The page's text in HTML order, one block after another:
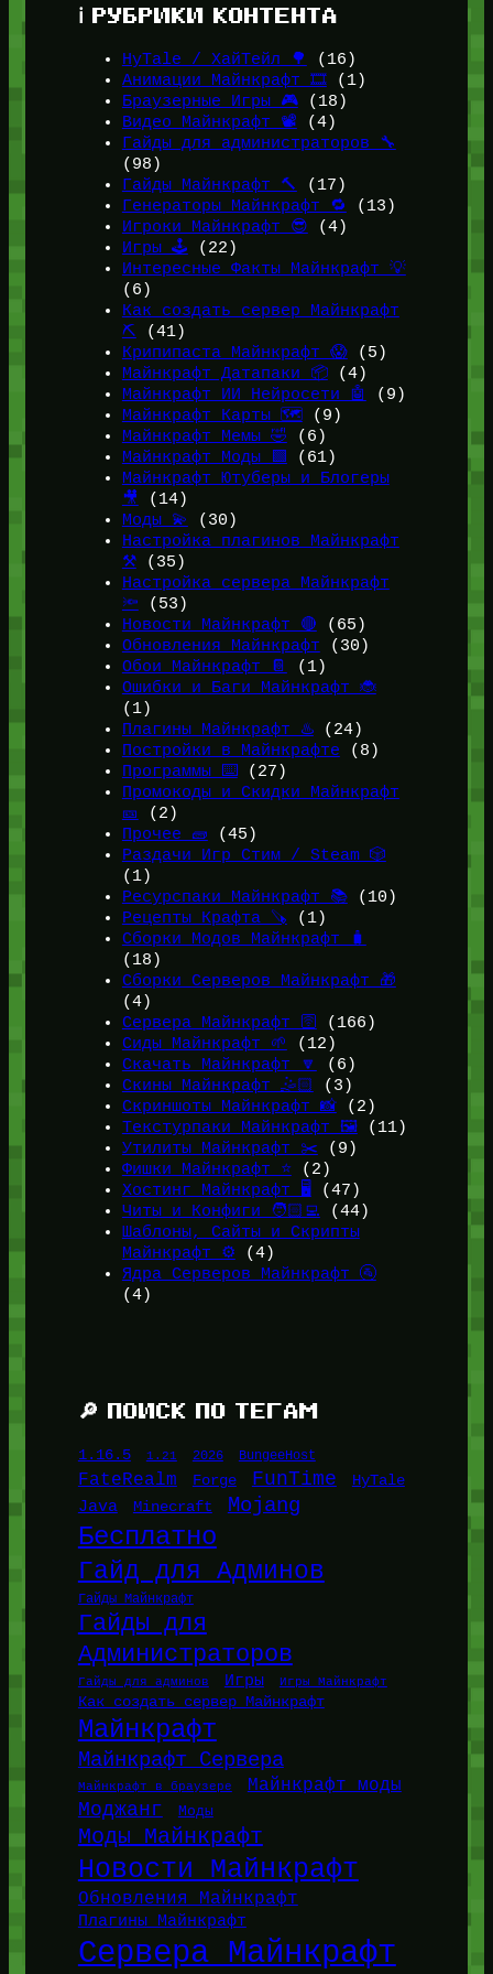
ℹ️ РУБРИКИ КОНТЕНТА
HyTale / ХайТейл 🌳
(16)
Анимации Майнкрафт 🎞️(1)
Браузерные Игры 🎮(18)
Видео Майнкрафт 📽️ (4)
Гайды для администраторов 🔧
(98)
Гайды Майнкрафт 🔨
(17)
Генераторы Майнкрафт 🔁
(13)
Игроки Майнкрафт 😎 (4)
Игры 🕹️ (22)
Интересные Факты Майнкрафт 💡
(6)
Как создать сервер Майнкрафт
⛏️ (41)
Крипипаста Майнкрафт 😱(5)
Майнкрафт Датапаки 📦(4)
Майнкрафт ИИ Нейросети 🤖
(9)
Майнкрафт Карты 🗺️(9)
Майнкрафт Мемы 🤣 (6)
Майнкрафт Моды 🟩 (61)
Майнкрафт Ютуберы и Блогеры
🎥
(14)
Моды 💫
(30)
Настройка плагинов Майнкрафт
⚒️(35)
Настройка сервера Майнкрафт
🔦 (53)
Новости Майнкрафт 🔴 (65)
Обновления Майнкрафт (30)
Обои Майнкрафт 📔
(1)
Ошибки и Баги Майнкрафт 🐞
(1)
Плагины Майнкрафт ♨️(24)
Постройки в Майнкрафте (8)
Программы ⌨️(27)
Промокоды и Скидки Майнкрафт
🎫
(2)
Прочее 🧱 (45)
Раздачи Игр Стим / Steam 🎲
(1)
Ресурспаки Майнкрафт 📚(10)
Рецепты Крафта 🪚 (1)
Сборки Модов Майнкрафт 🧳
(18)
Сборки Серверов Майнкрафт 🎁
(4)
Сервера Майнкрафт 🛜 (166)
Сиды Майнкрафт 🌱
(12)
Скачать Майнкрафт 🔽
(6)
Скины Майнкрафт 🤹🏻
(3)
Скриншоты Майнкрафт 📸(2)
Текстурпаки Майнкрафт 🖼️(11)
Утилиты Майнкрафт ✂️ (9)
Фишки Майнкрафт ⭐(2)
Хостинг Майнкрафт 🖥️ (47)
Читы и Конфиги 🧑🏻‍💻 (44)
Шаблоны, Сайты и Скрипты
Майнкрафт ⚙️ (4)
Ядра Серверов Майнкрафт 🚰
(4)
🔎 ПОИСК ПО ТЕГАМ
1.16.5 1.21 2026 BungeeHost
FateRealm Forge FunTime HyTale
Java Minecraft Mojang
Бесплатно
Гайд для Админов
Гайды Майнкрафт
Гайды для
Администраторов
Гайды для админов Игры Игры Майнкрафт
Как создать сервер Майнкрафт
Майнкрафт
Майнкрафт Сервера
Майнкрафт в браузере Майнкрафт моды
Моджанг Моды
Моды Майнкрафт
Новости Майнкрафт
Обновления Майнкрафт
Плагины Майнкрафт
Сервера Майнкрафт